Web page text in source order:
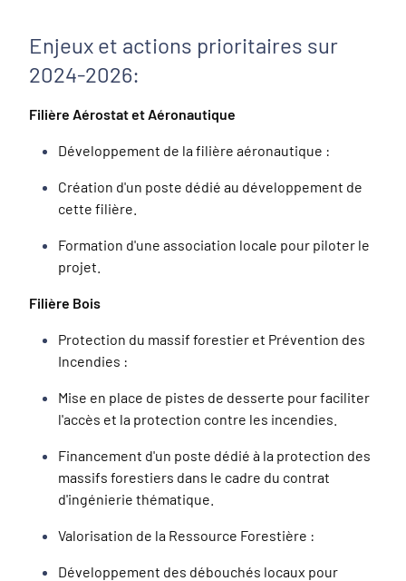
Enjeux et actions prioritaires sur
2024-2026:
Filière Aérostat et Aéronautique
Développement de la filière aéronautique :
Création d'un poste dédié au développement de
cette filière.
Formation d'une association locale pour piloter le
projet.
Filière Bois
Protection du massif forestier et Prévention des
Incendies :
Mise en place de pistes de desserte pour faciliter
l'accès et la protection contre les incendies.
Financement d'un poste dédié à la protection des
massifs forestiers dans le cadre du contrat
d'ingénierie thématique.
Valorisation de la Ressource Forestière :
Développement des débouchés locaux pour